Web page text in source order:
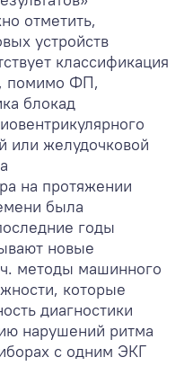
отметить,
устройств
классификация
помимо ФП,
блокад
или желудочковой
на протяжении
была
годы
новые
методы машинного
которые
диагностики
нарушений ритма
с одним ЭКГ